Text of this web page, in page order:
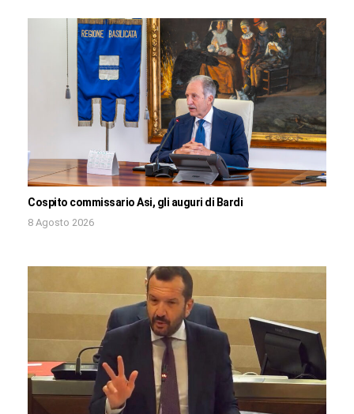
Cospito commissario Asi, gli auguri di Bardi
8 Agosto 2026